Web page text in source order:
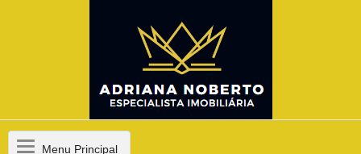
MenuMenu Principal